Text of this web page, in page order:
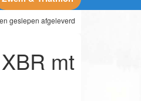
geslepen afgeleverd
mt